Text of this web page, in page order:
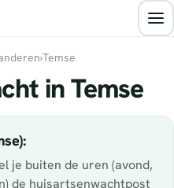
›Temse
in Temse
je buiten de uren (avond,
de huisartsenwachtpost